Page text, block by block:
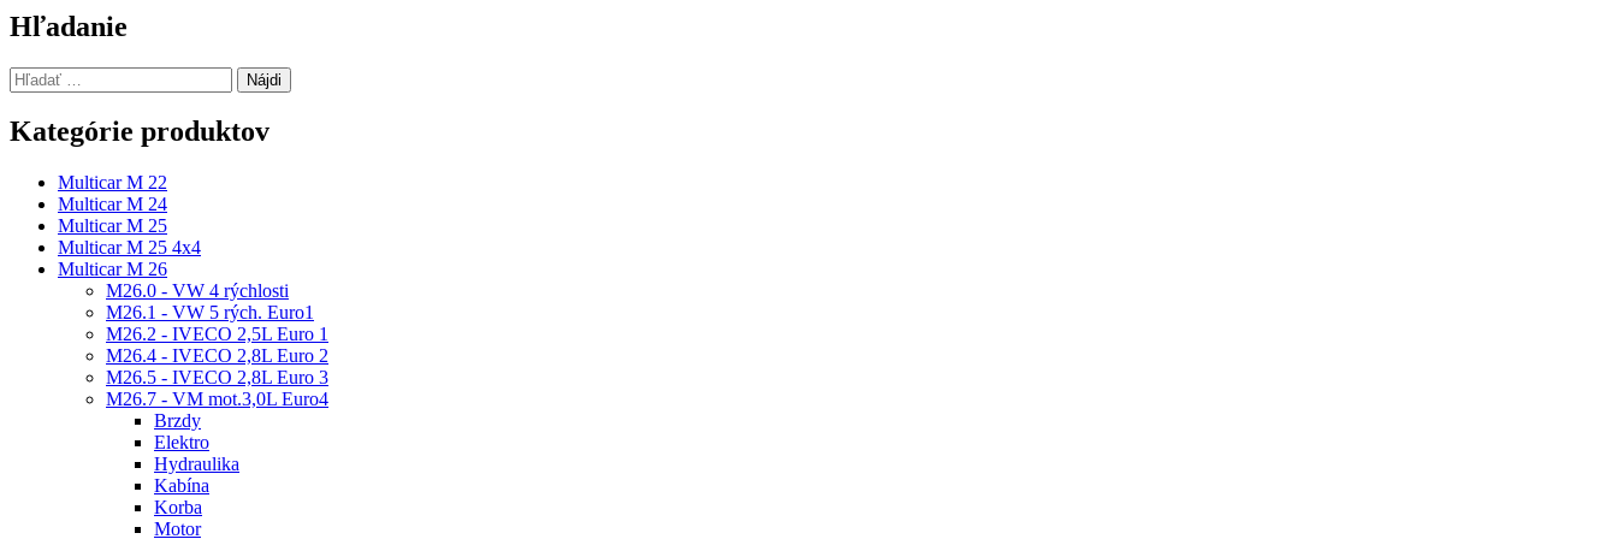
článku
Hľadanie
Hľadať:
Kategórie produktov
Multicar M 22
Multicar M 24
Multicar M 25
Multicar M 25 4x4
Multicar M 26
M26.0 - VW 4 rýchlosti
M26.1 - VW 5 rých. Euro1
M26.2 - IVECO 2,5L Euro 1
M26.4 - IVECO 2,8L Euro 2
M26.5 - IVECO 2,8L Euro 3
M26.7 - VM mot.3,0L Euro4
Brzdy
Elektro
Hydraulika
Kabína
Korba
Motor